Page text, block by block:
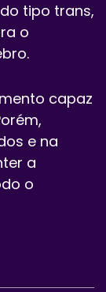
tipo trans,
o
capaz
e na
a
o